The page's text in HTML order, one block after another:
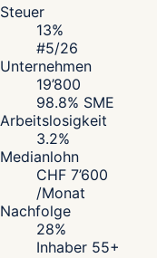
Steuer
13%
#5/26
Unternehmen
19’800
98.8% SME
Arbeitslosigkeit
3.2%
Medianlohn
CHF 7’600
/Monat
Nachfolge
28%
Inhaber 55+